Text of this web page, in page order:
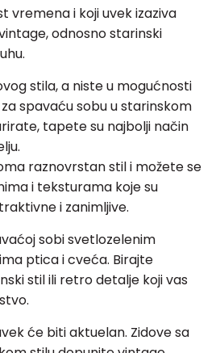
vremena i koji uvek izaziva
odnosno starinski
stila, a niste u mogućnosti
spavaću sobu u starinskom
tapete su najbolji način
raznovrstan stil i možete se
i teksturama koje su
i zanimljive.
sobi svetlozelenim
ptica i cveća. Birajte
stil ili retro detalje koji vas
će biti aktuelan. Zidove sa